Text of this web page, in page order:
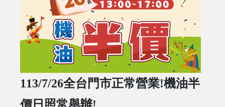
113/7/26全台門市正常營業!機油半